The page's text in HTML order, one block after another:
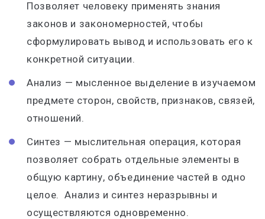
Позволяет человеку применять знания
законов и закономерностей, чтобы
сформулировать вывод и использовать его к
конкретной ситуации.
Анализ — мысленное выделение в изучаемом
предмете сторон, свойств, признаков, связей,
отношений.
Синтез — мыслительная операция, которая
позволяет собрать отдельные элементы в
общую картину, объединение частей в одно
целое. Анализ и синтез неразрывны и
осуществляются одновременно.